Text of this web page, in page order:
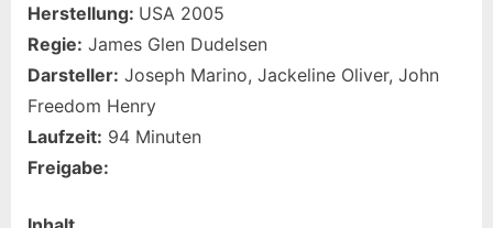
Herstellung: USA 2005
Regie: James Glen Dudelsen
Darsteller: Joseph Marino, Jackeline Oliver, John
Freedom Henry
Laufzeit: 94 Minuten
Freigabe: